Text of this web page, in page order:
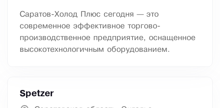
Саратов-Холод Плюс сегодня — это
современное эффективное торгово-
производственное предприятие, оснащенное
высокотехнологичным оборудованием.
Spetzer